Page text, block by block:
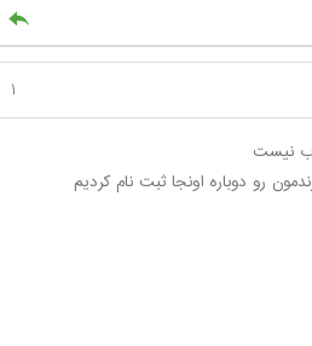
1
نیست
رو دوباره اونجا ثبت نام کردیم